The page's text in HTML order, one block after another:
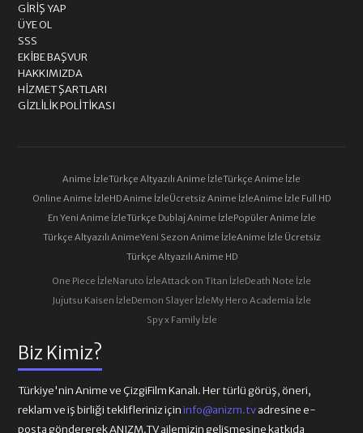
Biz Kimiz?
Türkiye'nin Anime ve ÇizgiFilm Kanalı. Her türlü görüş, öneri,
reklam ve iş birliği teklifleriniz içininfo@anizm.tvadresine e-
posta göndererek ANIZM.TV ailemizin gelişmesine katkıda
GIRIŞ YAP
ÜYE OL
SSS
EKIBE BAŞVUR
HAKKIMIZDA
HIZMET ŞARTLARI
GIZLILIK POLITIKASI
Anime İzleTürkçe Altyazılı Anime İzleTürkçe Anime İzle
Online Anime İzleHD Anime İzleÜcretsiz Anime İzleAnime İzle Full HD
En Yeni Anime İzleTürkçe Dublaj Anime İzlePopüler Anime İzle
Türkçe Altyazılı AnimeYeni Sezon Anime İzleAnime İzle Ücretsiz
Türkçe Altyazılı Anime HD
One Piece İzleNaruto İzleAttack on Titan İzleDeath Note İzle
Jujutsu Kaisen İzleDemon Slayer İzleMy Hero Academia İzle
Spy x Family İzle